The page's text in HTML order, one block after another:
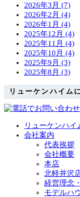
2026年3月 (7)
2026年2月 (4)
2026年1月 (4)
2025年12月 (4)
2025年11月 (4)
2025年10月 (4)
2025年9月 (3)
2025年8月 (3)
リューケンハイム
リューケンハイ
会社案内
代表挨拶
会社概要
本店
北軽井沢
経営理念
モデルハ